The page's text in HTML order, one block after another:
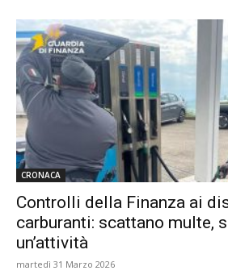
CRONACA
Controlli della Finanza ai
carburanti: scattano multe,
un’attività
martedì 31 Marzo 2026